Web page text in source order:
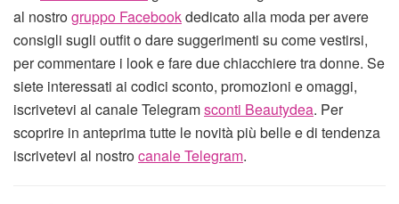
al nostrogruppo Facebookdedicato alla moda per avere
consigli sugli outfit o dare suggerimenti su come vestirsi,
per commentare i look e fare due chiacchiere tra donne. Se
siete interessati ai codici sconto, promozioni e omaggi,
iscrivetevi al canale Telegramsconti Beautydea. Per
scoprire in anteprima tutte le novità più belle e di tendenza
iscrivetevi al nostrocanale Telegram.